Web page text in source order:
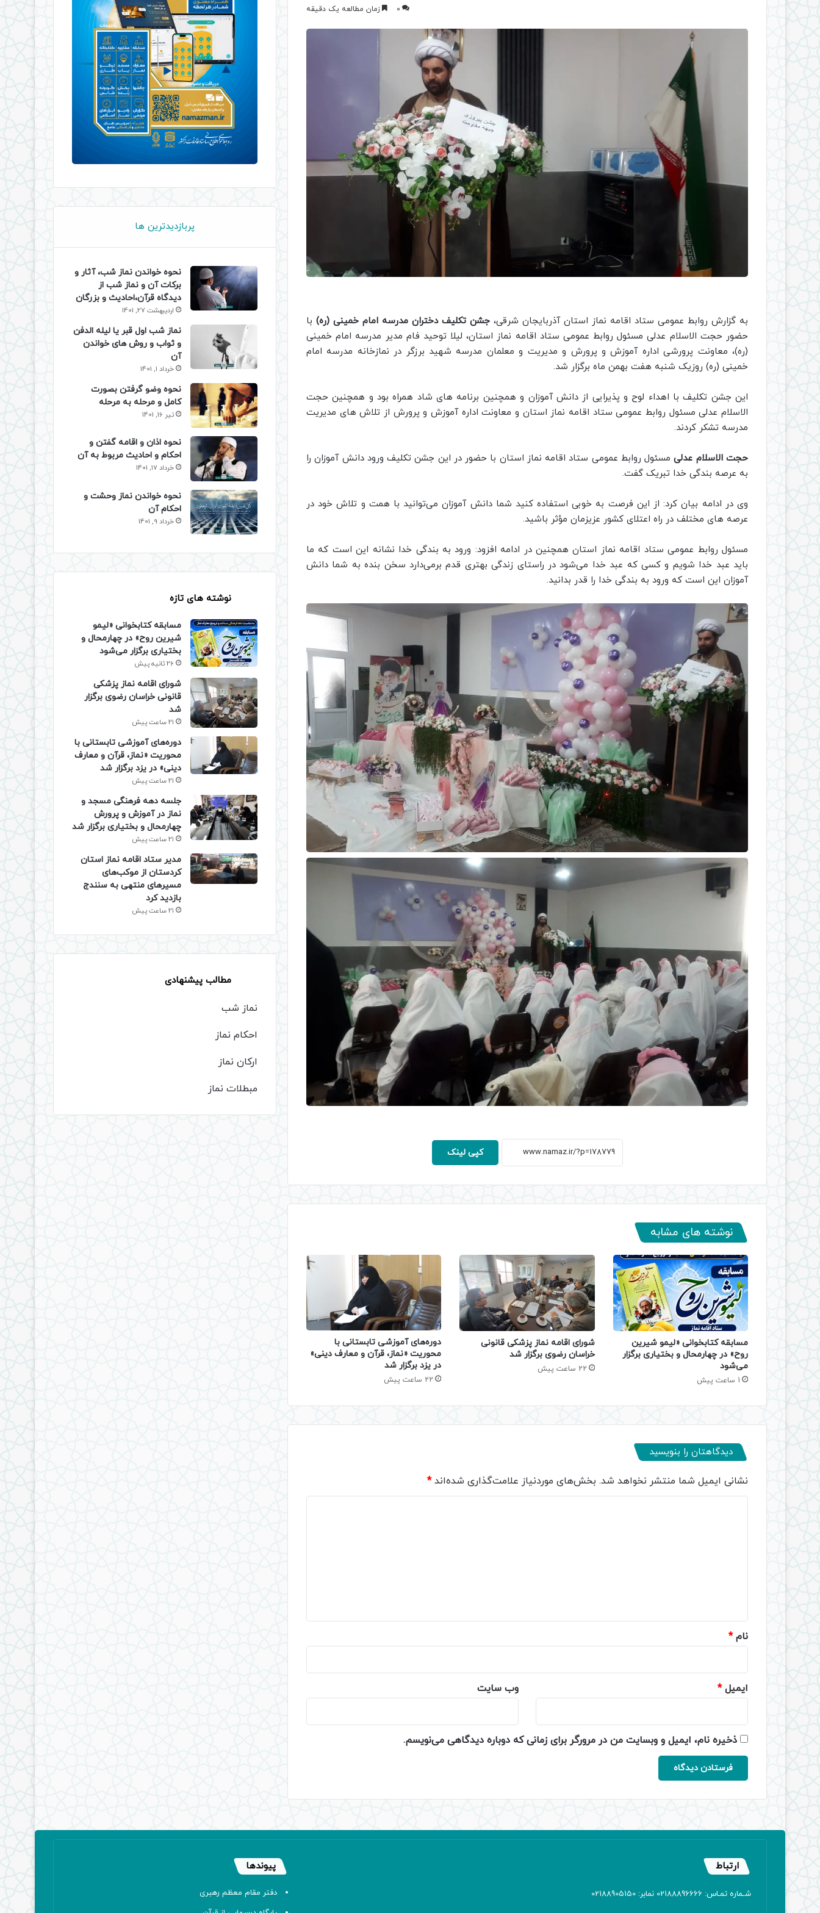
0 زمان مطالعه یک دقیقه
به گزارش روابط عمومی ستاد اقامه نماز استان آذربایجان شرقی، جشن تکلیف دختران مدرسه امام خمینی (ره) با
حضور حجت الاسلام عدلی مسئول روابط عمومی ستاد اقامه نماز استان، لیلا توحید فام مدیر مدرسه امام خمینی
(ره)، معاونت پرورشی اداره آموزش و پرورش و مدیریت و معلمان مدرسه شهید برزگر در نمازخانه مدرسه امام
خمینی (ره) روزیک شنبه هفت بهمن ماه برگزار شد.
این جشن تکلیف با اهداء لوح و پذیرایی از دانش آموزان و همچنین برنامه های شاد همراه بود و همچنین حجت
الاسلام عدلی مسئول روابط عمومی ستاد اقامه نماز استان و معاونت اداره آموزش و پرورش از تلاش های مدیریت
مدرسه تشکر کردند.
حجت الاسلام عدلیمسئول روابط عمومی ستاد اقامه نماز استان با حضور در این جشن تکلیف ورود دانش آموزان را
به عرصه بندگی خدا تبریک گفت.
وی در ادامه بیان کرد: از این فرصت به خوبی استفاده کنید شما دانش آموزان می‌توانید با همت و تلاش خود در
عرصه های مختلف در راه اعتلای کشور عزیزمان مؤثر باشید.
مسئول روابط عمومی ستاد اقامه نماز استان همچنین در ادامه افزود: ورود به بندگی خدا نشانه این است که ما
باید عبد خدا شویم و کسی که عبد خدا می‌شود در راستای زندگی بهتری قدم برمی‌دارد سخن بنده به شما دانش
آموزان این است که ورود به بندگی خدا را قدر بدانید.
کپی لینک
نوشته های مشابه
مسابقه کتابخوانی «لیمو شیرین
روح» در چهارمحال و بختیاری برگزار
می‌شود
1 ساعت پیش
شورای اقامه نماز پزشکی قانونی
خراسان رضوی برگزار شد
22 ساعت پیش
دوره‌های آموزشی تابستانی با
محوریت «نماز، قرآن و معارف دینی»
در یزد برگزار شد
22 ساعت پیش
دیدگاهتان را بنویسید
نشانی ایمیل شما منتشر نخواهد شد. بخش‌های موردنیاز علامت‌گذاری شده‌اند*
نام*
ایمیل* وب‌ سایت
ذخیره نام، ایمیل و وبسایت من در مرورگر برای زمانی که دوباره دیدگاهی می‌نویسم.
پربازدیدترین ها
نحوه خواندن نماز شب، آثار و
برکات آن و نماز شب از
دیدگاه قرآن،احادیث و بزرگان
اردیبهشت 27, 1401
نماز شب اول قبر یا لیله الدفن
و ثواب و روش های خواندن
آن
خرداد 1, 1401
نحوه وضو گرفتن بصورت
کامل و مرحله به مرحله
تیر 16, 1401
نحوه اذان و اقامه گفتن و
احکام و احادیث مربوط به آن
خرداد 17, 1401
نحوه خواندن نماز وحشت و
احکام آن
خرداد 9, 1401
نوشته های تازه
مسابقه کتابخوانی «لیمو
شیرین روح» در چهارمحال و
بختیاری برگزار می‌شود
26 ثانیه پیش
شورای اقامه نماز پزشکی
قانونی خراسان رضوی برگزار
شد
21 ساعت پیش
دوره‌های آموزشی تابستانی با
محوریت «نماز، قرآن و معارف
دینی» در یزد برگزار شد
21 ساعت پیش
جلسه دهه فرهنگی مسجد و
نماز در آموزش و پرورش
چهارمحال و بختیاری برگزار شد
21 ساعت پیش
مدیر ستاد اقامه نماز استان
کردستان از موکب‌های
مسیرهای منتهی به سنندج
بازدید کرد
21 ساعت پیش
مطالب پیشنهادی
نماز شب
احکام نماز
ارکان نماز
مبطلات نماز
ارتباط
شـماره تمـاس: 02188896666 نمابر: 02188905150
پیوندها
دفتر مقام معظم رهبری